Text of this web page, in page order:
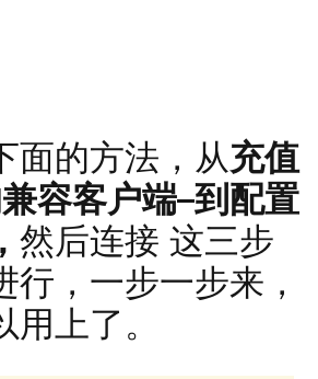
面的方法，从充值
容客户端–到配置
然后连接 这三步
行，一步一步来，
上了。